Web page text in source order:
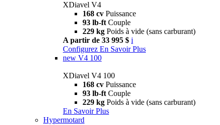
XDiavel V4
168 cv Puissance
93 lb-ft Couple
229 kg Poids à vide (sans carburant)
A partir de 33 995 $ i
Configurez En Savoir Plus
new V4 100
XDiavel V4 100
168 cv Puissance
93 lb-ft Couple
229 kg Poids à vide (sans carburant)
En Savoir Plus
Hypermotard